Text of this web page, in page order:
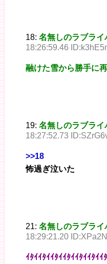
18: 名無しのラブライ
18:26:59.46
融けた雪から勝手に
19: 名無しのラブライ
18:27:52.73
>>18
怖過ぎ泣いた
21: 名無しのラブライ
18:29:21.20
ｲﾀｲｲﾀｲｲﾀｲｲﾀｲｲﾀｲｲﾀｲｲ